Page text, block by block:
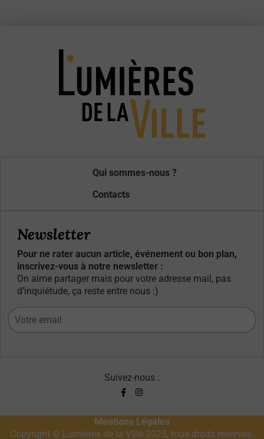
Qui sommes-nous ?
Contacts
Newsletter
Pour ne rater aucun article, événement ou bon plan,
inscrivez-vous à notre newsletter :
On aime partager mais pour votre adresse mail, pas
d’inquiétude, ça reste entre nous :)
Suivez-nous :
Mentions Légales
Copyright © Lumières de la Ville 2025, tous droits réservés.